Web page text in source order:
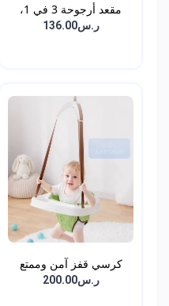
مقعد أرجوحة 3 في 1،
أرج...ر.س136.00
كرسي قفز آمن وممتع
للأط...ر.س200.00